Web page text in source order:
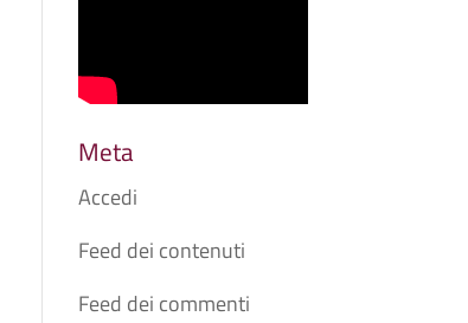
Meta
Accedi
Feed dei contenuti
Feed dei commenti